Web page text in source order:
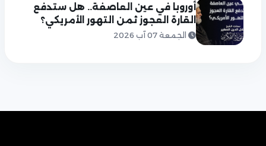
أوروبا في عين العاصفة.. هل ستدفع
القارة العجوز ثمن التهور الأمريكي؟
الجمعة 07 آب 2026